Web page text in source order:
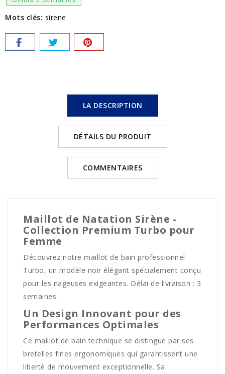
Mots clés: sirene
LA DESCRIPTION
DÉTAILS DU PRODUIT
COMMENTAIRES
Maillot de Natation Sirène -
Collection Premium Turbo pour
Femme
Découvrez notre maillot de bain professionnel
Turbo, un modèle noir élégant spécialement conçu
pour les nageuses exigeantes. Délai de livraison : 3
semaines.
Un Design Innovant pour des
Performances Optimales
Ce maillot de bain technique se distingue par ses
bretelles fines ergonomiques qui garantissent une
liberté de mouvement exceptionnelle. Sa